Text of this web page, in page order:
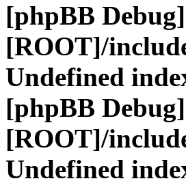
[phpBB
[ROOT]/
Undefined
[phpBB
[ROOT]/
Undefined